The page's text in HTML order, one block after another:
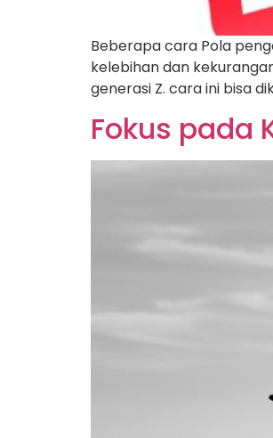
Beberapa cara Pola
kelebihan dan
generasi Z. cara ini bisa
Fokus pada